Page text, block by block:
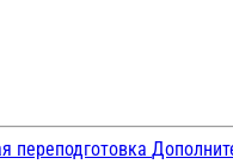
переподготовка